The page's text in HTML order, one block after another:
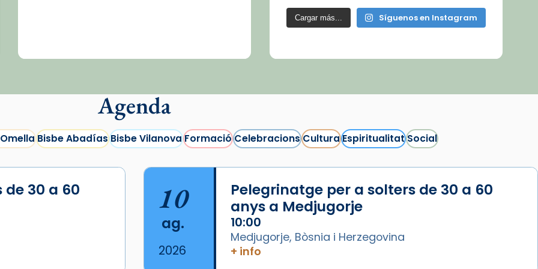
Cargar más... Síguenos en Instagram
Agenda
Bisbe AbadíasBisbe VilanovaFormacióCelebracionsCulturaEspiritualitatSocial
30 a 60
10
ag.
2026
Pelegrinatge per a solters de 30 a 60
anys a Medjugorje
10:00
Medjugorje, Bòsnia i Herzegovina
+ info